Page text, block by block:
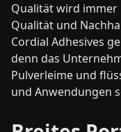
Qualität wird immer
Qualität und
Cordial Adhesives
denn das
Pulverleime und
und Anwendungen